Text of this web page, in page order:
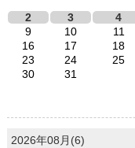
2
3 4
9
10 11
16
17 18
23
24 25
30
31
2026年08月(6)